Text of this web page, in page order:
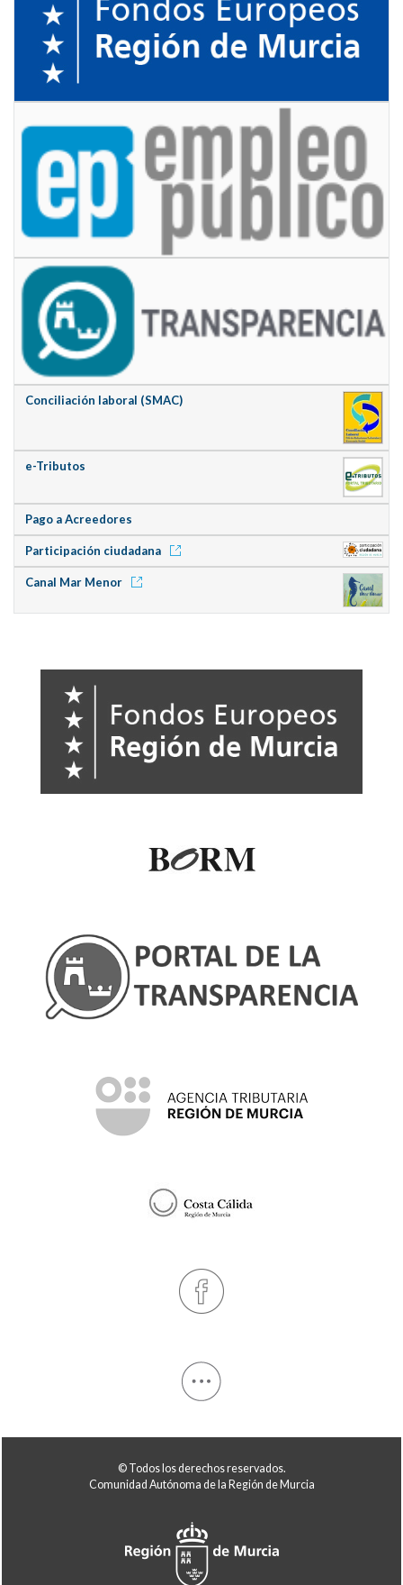
Conciliación laboral (SMAC)
e-Tributos
Pago a Acreedores
Participación ciudadana
Canal Mar Menor
© Todos los derechos reservados.
Comunidad Autónoma de la Región de Murcia